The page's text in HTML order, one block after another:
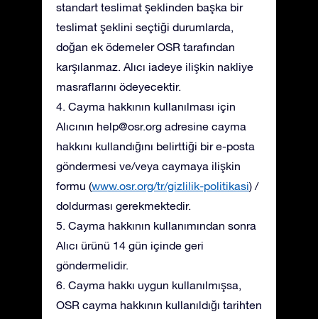
standart teslimat şeklinden başka bir
teslimat şeklini seçtiği durumlarda,
doğan ek ödemeler OSR tarafından
karşılanmaz. Alıcı iadeye ilişkin nakliye
masraflarını ödeyecektir.
4. Cayma hakkının kullanılması için
Alıcının help@osr.org adresine cayma
hakkını kullandığını belirttiği bir e-posta
göndermesi ve/veya caymaya ilişkin
formu (www.osr.org/tr/gizlilik-politikasi) /
doldurması gerekmektedir.
5. Cayma hakkının kullanımından sonra
Alıcı ürünü 14 gün içinde geri
göndermelidir.
6. Cayma hakkı uygun kullanılmışsa,
OSR cayma hakkının kullanıldığı tarihten